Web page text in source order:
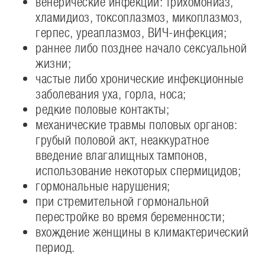
хламидиоз, токсоплазмоз, микоплазмоз,
герпес, уреаплазмоз, ВИЧ-инфекция;
раннее либо позднее начало сексуальной
жизни;
частые либо хронические инфекционные
заболевания уха, горла, носа;
редкие половые контакты;
механические травмы половых органов:
грубый половой акт, неаккуратное
введение влагалищных тампонов,
использование некоторых спермицидов;
гормональные нарушения;
при стремительной гормональной
перестройке во время беременности;
вхождение женщины в климактерический
период.